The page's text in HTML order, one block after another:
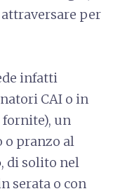
per
infatti
CAI o in
fornite), un
pranzo al
, di solito nel
serata o con